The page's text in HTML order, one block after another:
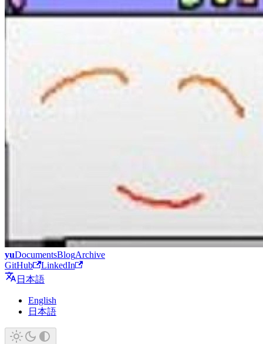
yuDocumentsBlogArchive
GitHub
LinkedIn
日本語
English
日本語